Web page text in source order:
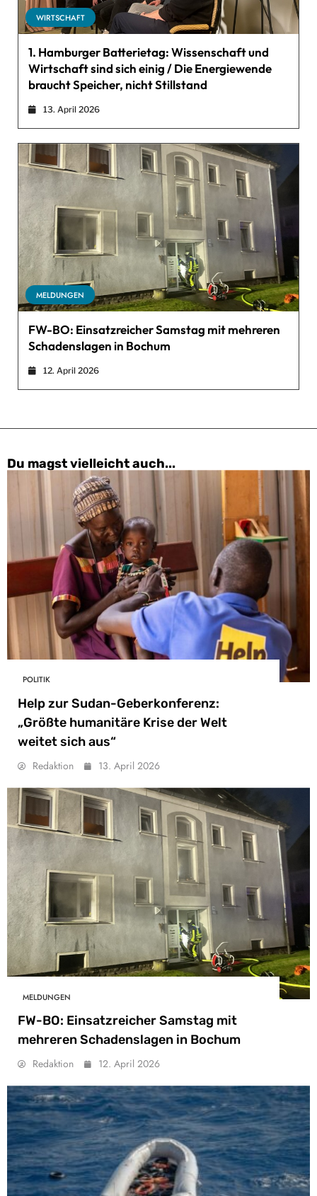
WIRTSCHAFT
1. Hamburger Batterietag: Wissenschaft und
Wirtschaft sind sich einig / Die Energiewende
braucht Speicher, nicht Stillstand
13. April 2026
MELDUNGEN
FW-BO: Einsatzreicher Samstag mit mehreren
Schadenslagen in Bochum
12. April 2026
Du magst vielleicht auch...
POLITIK
Help zur Sudan-Geberkonferenz:
„Größte humanitäre Krise der Welt
weitet sich aus“
Redaktion 13. April 2026
MELDUNGEN
FW-BO: Einsatzreicher Samstag mit
mehreren Schadenslagen in Bochum
Redaktion 12. April 2026